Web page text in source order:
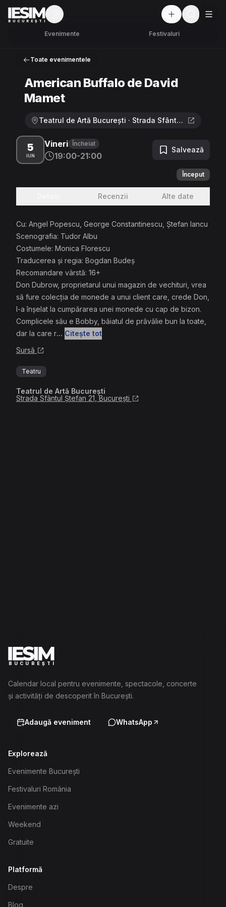
BUCUREȘTI Mod întunecat
Evenimente Festivaluri
Toate evenimentele
American Buffalo de David
Mamet
Teatrul de Artă București · Strada Sfântul Ștefan 21, București
5
IUN
Vineri Încheiat
19:00-21:00
Salvează
Început
Recenzii Alte date
Cu: Angel Popescu, George Constantinescu, Ștefan Iancu
Scenografia: Tudor Albu
Costumele: Monica Florescu
Traducerea și regia: Bogdan Budeș
Recomandare vârstă: 16+
Don Dubrow, proprietarul unui magazin de vechituri, vrea
să fure colecția de monede a unui client care, crede Don,
l-a înșelat la cumpărarea unei monede cu cap de bizon.
Complicele său e Bobby, băiatul de prăvălie bun la toate,
dar la care r... Citește tot
Sursă
Teatru
Teatrul de Artă București
Strada Sfântul Ștefan 21, București
BUCUREȘTI
Calendar local pentru evenimente, spectacole, concerte
și activități de descoperit în București.
Adaugă eveniment WhatsApp
Explorează
Evenimente București
Festivaluri România
Evenimente azi
Weekend
Gratuite
Platformă
Despre
Blog